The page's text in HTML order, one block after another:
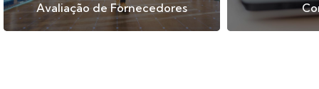
Avaliação de Fornecedores